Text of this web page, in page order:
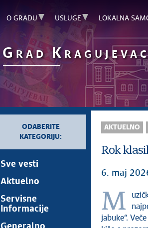
O GRADU USLUGE LOKALNA
G RAD K
ODABERITE
KATEGORIJU:
Sve vesti
Aktuelno
Servisne
Informacije
AKTUELNO
Rok
6. maj
Muzičku manifestaciju povodom Dana grada otvorio je koncert jedne od
jabuke“.